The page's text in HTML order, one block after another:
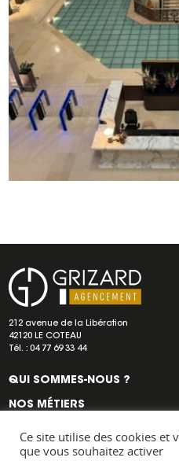
Navigation
secondaire
Adresse
Grizard
agencement
212 avenue de la Libération
42120 LE COTEAU
Tél. : 04 77 69 33 44
QUI SOMMES-NOUS ?
NOS MÉTIERS
NOS ACTUS
Ce site utilise des cookies et
que vous souhaitez activer